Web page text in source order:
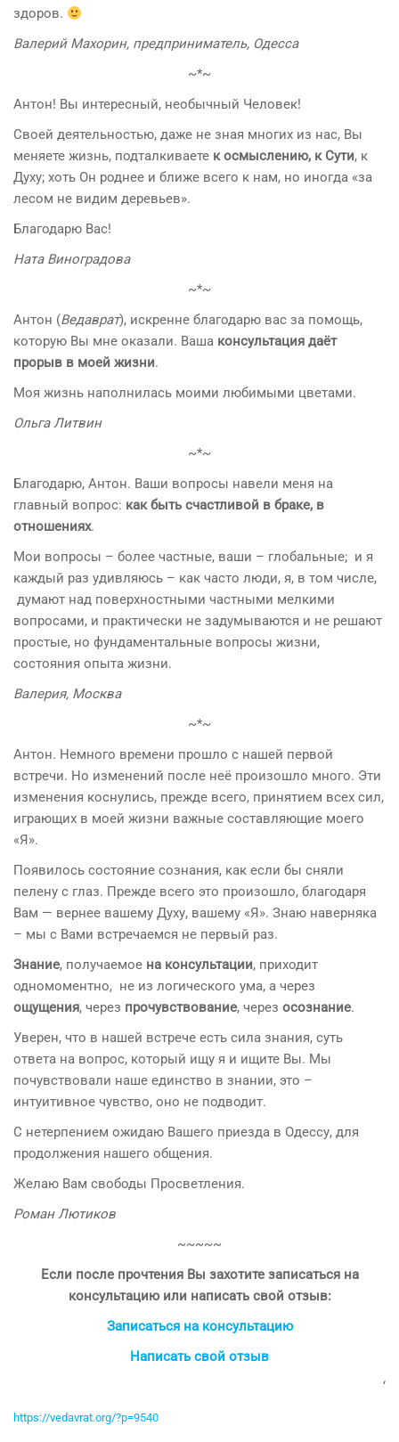
здоров.
Валерий Махорин, предприниматель, Одесса
~*~
Антон! Вы интересный, необычный Человек!
Своей деятельностью, даже не зная многих из нас, Вы
меняете жизнь, подталкиваете к осмыслению, к Сути, к
Духу; хоть Он роднее и ближе всего к нам, но иногда «за
лесом не видим деревьев».
Благодарю Вас!
Ната Виноградова
~*~
Антон (Ведаврат), искренне благодарю вас за помощь,
которую Вы мне оказали. Ваша консультация даёт
прорыв в моей жизни.
Моя жизнь наполнилась моими любимыми цветами.
Ольга Литвин
~*~
Благодарю, Антон. Ваши вопросы навели меня на
главный вопрос: как быть счастливой в браке, в
отношениях.
Мои вопросы – более частные, ваши – глобальные; и я
каждый раз удивляюсь – как часто люди, я, в том числе,
думают над поверхностными частными мелкими
вопросами, и практически не задумываются и не решают
простые, но фундаментальные вопросы жизни,
состояния опыта жизни.
Валерия, Москва
~*~
Антон. Немного времени прошло с нашей первой
встречи. Но изменений после неё произошло много. Эти
изменения коснулись, прежде всего, принятием всех сил,
играющих в моей жизни важные составляющие моего
«Я».
Появилось состояние сознания, как если бы сняли
пелену с глаз. Прежде всего это произошло, благодаря
Вам — вернее вашему Духу, вашему «Я». Знаю наверняка
– мы с Вами встречаемся не первый раз.
Знание, получаемое на консультации, приходит
одномоментно, не из логического ума, а через
ощущения, через прочувствование, через осознание.
Уверен, что в нашей встрече есть сила знания, суть
ответа на вопрос, который ищу я и ищите Вы. Мы
почувствовали наше единство в знании, это –
интуитивное чувство, оно не подводит.
С нетерпением ожидаю Вашего приезда в Одессу, для
продолжения нашего общения.
Желаю Вам свободы Просветления.
Роман Лютиков
~~~~~
Если после прочтения Вы захотите записаться на
консультацию или написать свой отзыв:
Записаться на консультацию
Написать свой отзыв
‘
https://vedavrat.org/?p=9540